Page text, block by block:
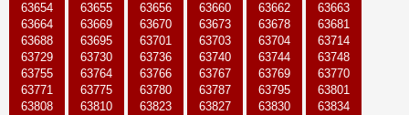
63654
63655 63656 63660 63662
63663
63664
63669 63670 63673 63678
63681
63688
63695 63701 63703 63704
63714
63729
63730 63736 63740 63744
63748
63755
63764 63766 63767 63769
63770
63771
63775 63780 63787 63795
63801
63808
63810 63823 63827 63830
63834